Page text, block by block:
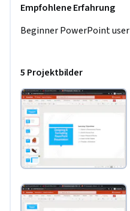
Empfohlene Erfahrung
Beginner PowerPoint user
5 Projektbilder